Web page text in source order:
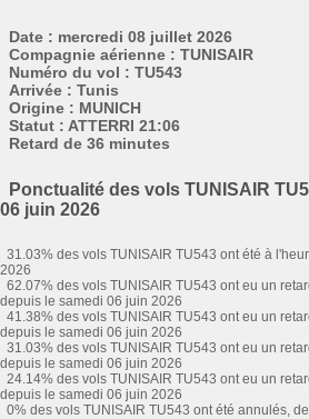
Date : mercredi 08 juillet 2026
Compagnie aérienne : TUNISAIR
Numéro du vol : TU543
Arrivée : Tunis
Origine : MUNICH
Statut : ATTERRI 21:06
Retard de 36 minutes
Ponctualité des vols TUNISAIR
06 juin 2026
31.03% des vols TUNISAIR TU543 ont été à
2026
62.07% des vols TUNISAIR TU543 ont eu un
depuis le samedi 06 juin 2026
41.38% des vols TUNISAIR TU543 ont eu un
depuis le samedi 06 juin 2026
31.03% des vols TUNISAIR TU543 ont eu un
depuis le samedi 06 juin 2026
24.14% des vols TUNISAIR TU543 ont eu un
depuis le samedi 06 juin 2026
0% des vols TUNISAIR TU543 ont été annulés,